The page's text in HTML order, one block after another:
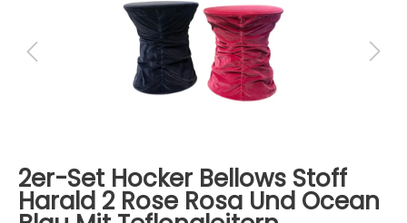
2er-Set Hocker Bellows Stoff
Harald 2 Rose Rosa Und Ocean